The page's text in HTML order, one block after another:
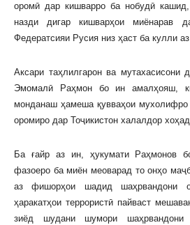
оромӣ дар кишварро ба нобудӣ
назди дигар кишварҳои миёнарав
Федератсияи Русия низ ҳаст ба кулли
Аксари таҳлилгарон ва мутахасисони
Эмомалӣ Раҳмон бо ин амалҳояш,
монданаш ҳамеша қувваҳои
оромиро дар Тоҷикистон халалдор
Ба ғайр аз ин, ҳукумати Раҳмонов
фазоеро ба миён меоварад то онҳо
аз фишорҳои шадид шаҳрвандони
ҳаракатҳои террористӣ пайваст
зиёд шудани шумори шаҳрвандони